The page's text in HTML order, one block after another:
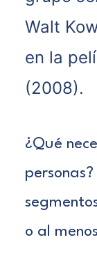
Walt
en la
(2008).
¿Qué
o al